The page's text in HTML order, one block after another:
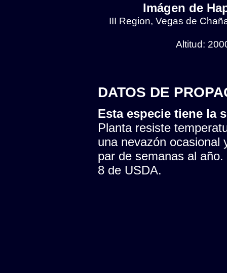
Imágen de
III Region, Vegas de
Altitud:
DATOS DE
Esta especie tiene la
Planta resiste
una nevazón ocasional
par de semanas al
8 de USDA.